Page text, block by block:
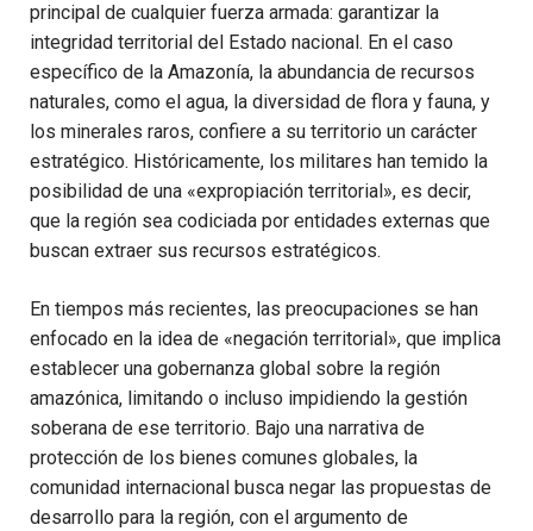
principal de cualquier fuerza armada: garantizar la
integridad territorial del Estado nacional. En el caso
específico de la Amazonía, la abundancia de recursos
naturales, como el agua, la diversidad de flora y fauna, y
los minerales raros, confiere a su territorio un carácter
estratégico. Históricamente, los militares han temido la
posibilidad de una «expropiación territorial», es decir,
que la región sea codiciada por entidades externas que
buscan extraer sus recursos estratégicos.
En tiempos más recientes, las preocupaciones se han
enfocado en la idea de «negación territorial», que implica
establecer una gobernanza global sobre la región
amazónica, limitando o incluso impidiendo la gestión
soberana de ese territorio. Bajo una narrativa de
protección de los bienes comunes globales, la
comunidad internacional busca negar las propuestas de
desarrollo para la región, con el argumento de